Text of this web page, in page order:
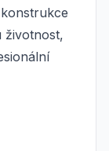
životnost,